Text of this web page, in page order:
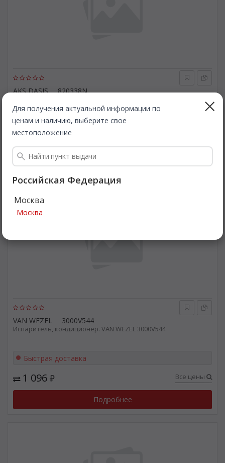
Для получения актуальной информации по
ценам и наличию, выберите свое
местоположение
Российская Федерация
Москва
Москва
AKS DASIS 820338N
1 936₽ Все цены
Подробнее
VAN WEZEL 3000V544
Испаритель, кондиционер. VAN WEZEL 3000V544
Быстрая доставка
1 096 ₽ Все цены
Подробнее